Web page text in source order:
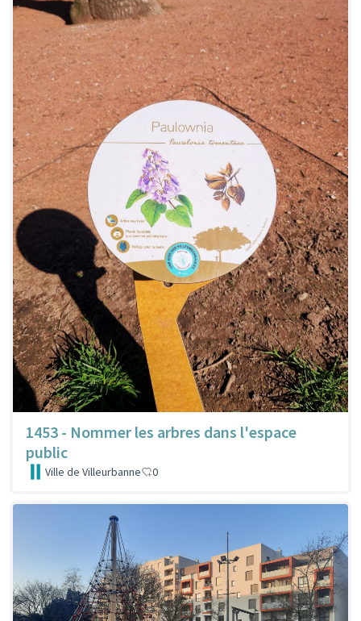
1453 - Nommer les arbres dans l'espace
public
Ville de Villeurbanne 0